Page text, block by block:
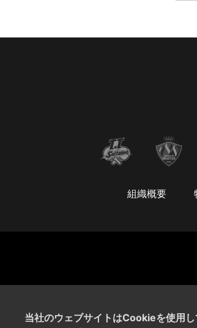
組織概要
当社のウェブサイトはCookieを使用し